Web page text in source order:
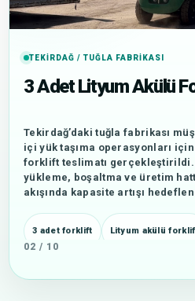
TEKIRDAĞ / TUĞLA FABRIKASI
3 Adet Lityum Akülü
Tekirdağ’daki tuğla fabrikası
içi yük taşıma operasyonları
forklift teslimatı gerçekleştirildi.
yükleme, boşaltma ve üretim
akışında kapasite artışı
3 adet forklift Lityum akülü
02 / 10